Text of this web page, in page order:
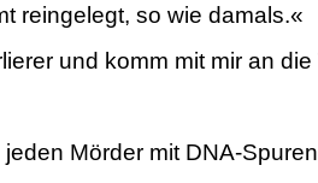
reingelegt, so wie damals.«
und komm mit mir an
Mörder mit DNA-